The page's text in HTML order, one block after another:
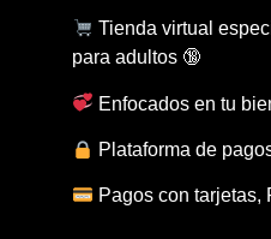
Tienda virtual
para adultos 🔞
Enfocados en tu
Plataforma de
Pagos con tarjetas,